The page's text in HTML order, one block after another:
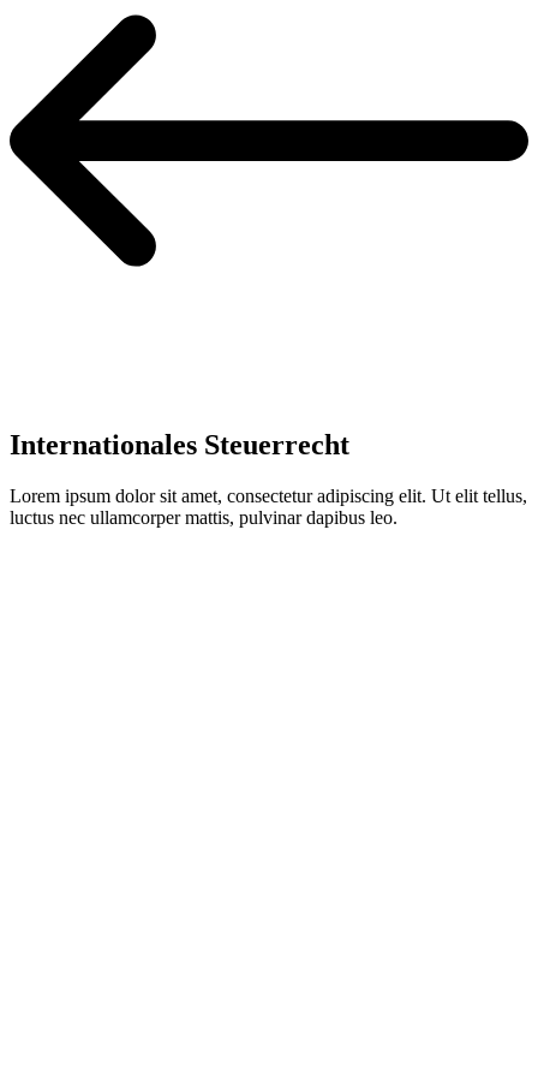
Internationales Steuerrecht
Lorem ipsum dolor sit amet, consectetur adipiscing elit. Ut elit tellus,
luctus nec ullamcorper mattis, pulvinar dapibus leo.